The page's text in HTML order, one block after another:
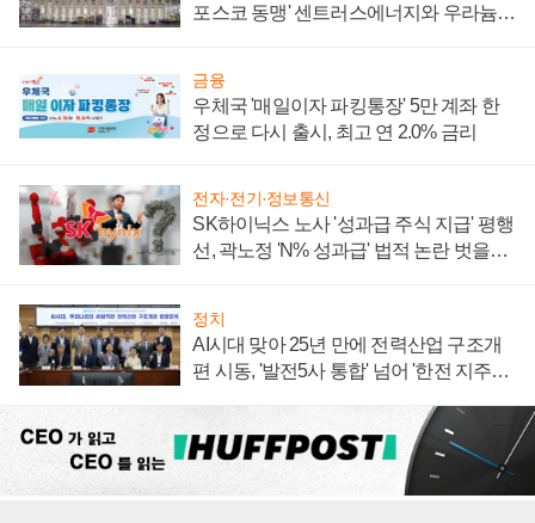
포스코 동맹' 센트러스에너지와 우라늄
금융
우체국 '매일이자 파킹통장' 5만 계좌 한
정으로 다시 출시, 최고 연 2.0% 금리
전자·전기·정보통신
SK하이닉스 노사 '성과급 주식 지급' 평행
선, 곽노정 'N% 성과급' 법적 논란 벗을지
정치
AI시대 맞아 25년 만에 전력산업 구조개
편 시동, '발전5사 통합' 넘어 '한전 지주사'